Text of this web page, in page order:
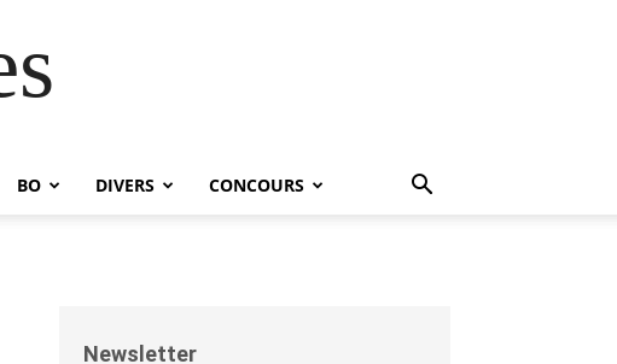
BO DIVERS CONCOURS
Newsletter